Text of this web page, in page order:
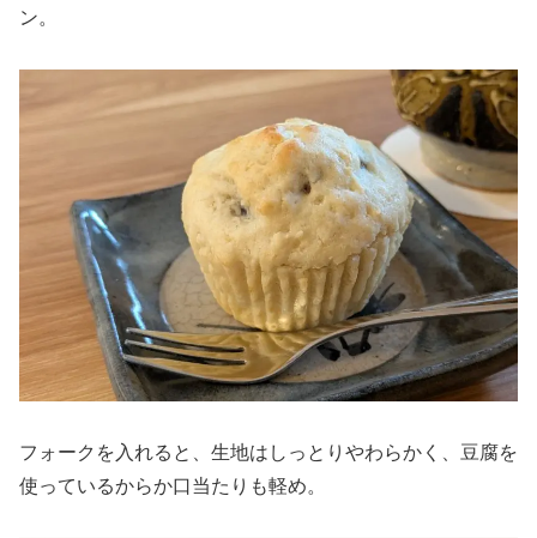
ン。
フォークを入れると、生地はしっとりやわらかく、豆腐を
使っているからか口当たりも軽め。